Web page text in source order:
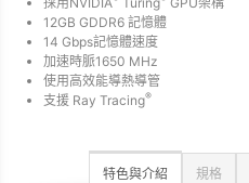
12GB GDDR6 記憶體
14 Gbps記憶體速度
加速時脈1650 MHz
使用高效能導熱導管
支援 Ray Tracing®
特色與介紹 規格